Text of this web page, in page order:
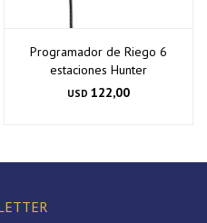
Programador de Riego 6
estaciones Hunter
USD 122,00